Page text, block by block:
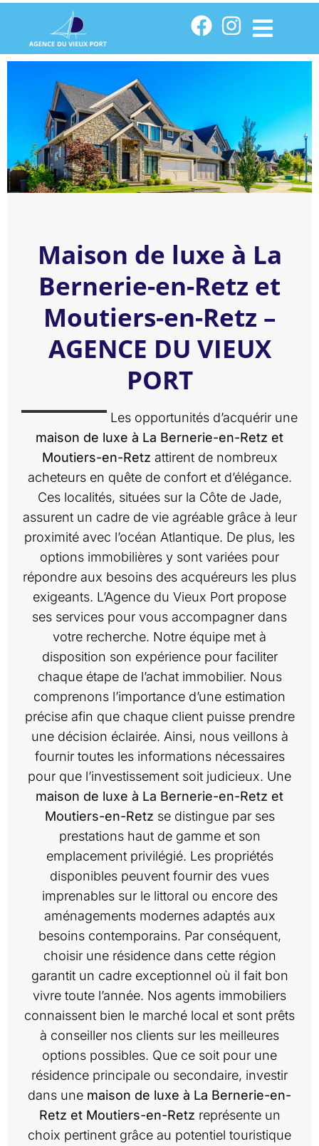
Maison de luxe à La
Bernerie-en-Retz et
Moutiers-en-Retz –
AGENCE DU VIEUX
PORT
Les opportunités d’acquérir une
maison de luxe à La Bernerie-en-Retz et
Moutiers-en-Retz attirent de nombreux
acheteurs en quête de confort et d’élégance.
Ces localités, situées sur la Côte de Jade,
assurent un cadre de vie agréable grâce à leur
proximité avec l’océan Atlantique. De plus, les
options immobilières y sont variées pour
répondre aux besoins des acquéreurs les plus
exigeants. L’Agence du Vieux Port propose
ses services pour vous accompagner dans
votre recherche. Notre équipe met à
disposition son expérience pour faciliter
chaque étape de l’achat immobilier. Nous
comprenons l’importance d’une estimation
précise afin que chaque client puisse prendre
une décision éclairée. Ainsi, nous veillons à
fournir toutes les informations nécessaires
pour que l’investissement soit judicieux. Une
maison de luxe à La Bernerie-en-Retz et
Moutiers-en-Retz se distingue par ses
prestations haut de gamme et son
emplacement privilégié. Les propriétés
disponibles peuvent fournir des vues
imprenables sur le littoral ou encore des
aménagements modernes adaptés aux
besoins contemporains. Par conséquent,
choisir une résidence dans cette région
garantit un cadre exceptionnel où il fait bon
vivre toute l’année. Nos agents immobiliers
connaissent bien le marché local et sont prêts
à conseiller nos clients sur les meilleures
options possibles. Que ce soit pour une
résidence principale ou secondaire, investir
dans une maison de luxe à La Bernerie-en-
Retz et Moutiers-en-Retz représente un
choix pertinent grâce au potentiel touristique